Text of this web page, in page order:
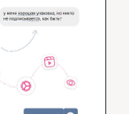
ЮЛИЯ
Дизайнер